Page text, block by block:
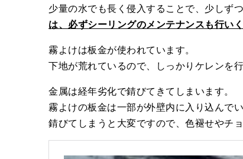
少量の水でも長く侵入することで、少しず
は、必ずシーリングのメンテナンスも行い
霧よけは板金が使われています。
下地が荒れているので、しっかりケレンを
金属は経年劣化で錆びてきてしまいます。
霧よけの板金は一部が外壁内に入り込んで
錆びてしまうと大変ですので、色褪せやチ